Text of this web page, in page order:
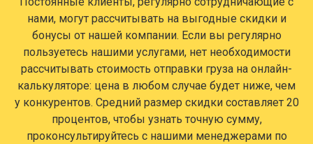
нами, могут рассчитывать на выгодные скидки и
бонусы от нашей компании. Если вы регулярно
пользуетесь нашими услугами, нет необходимости
рассчитывать стоимость отправки груза на онлайн-
калькуляторе: цена в любом случае будет ниже, чем
у конкурентов. Средний размер скидки составляет 20
процентов, чтобы узнать точную сумму,
проконсультируйтесь с нашими менеджерами по